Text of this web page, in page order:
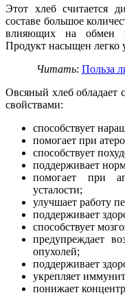
Этот хлеб считается
составе большое
влияющих на обмен
Продукт насыщен легко
Читать: Польза
Овсяный хлеб обладает
свойствами:
способствует
помогает при
способствует
поддерживает
помогает при
усталости;
улучшает работу
поддерживает
способствует
предупреждает
опухолей;
поддерживает
укрепляет
понижает